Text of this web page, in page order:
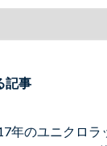
記事
年のユニクロラ